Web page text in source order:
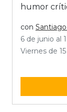
humor
con
6 de junio al
Viernes de 15